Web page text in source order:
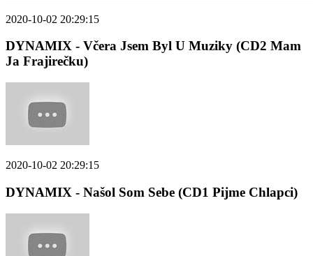
2020-10-02 20:29:15
DYNAMIX - Včera Jsem Byl U Muziky (CD2 Mam
Ja Frajirečku)
2020-10-02 20:29:15
DYNAMIX - Našol Som Sebe (CD1 Pijme Chlapci)